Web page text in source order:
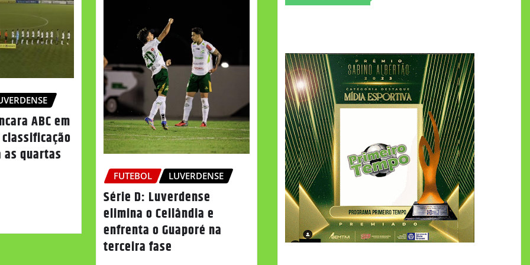
ABC em
quartas
FUTEBOL LUVERDENSE
Série D: Luverdense
elimina o Ceilândia e
enfrenta o Guaporé na
terceira fase